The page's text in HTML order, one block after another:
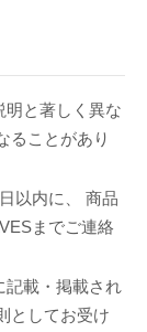
明と著しく異な
ることがあり
以内に、 商品
までご連絡
記載・掲載され
としてお受け